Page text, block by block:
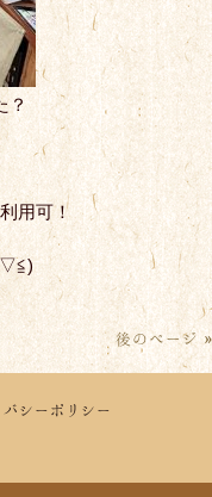
？
用可！
後のページ »
バシーポリシー